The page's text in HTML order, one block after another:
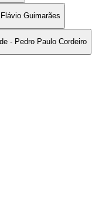
Guimarães
- Pedro Paulo Cordeiro